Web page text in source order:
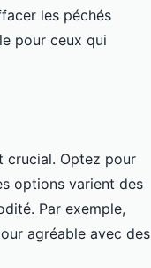
les péchés
pour ceux qui
crucial. Optez pour
options varient des
Par exemple,
agréable avec des